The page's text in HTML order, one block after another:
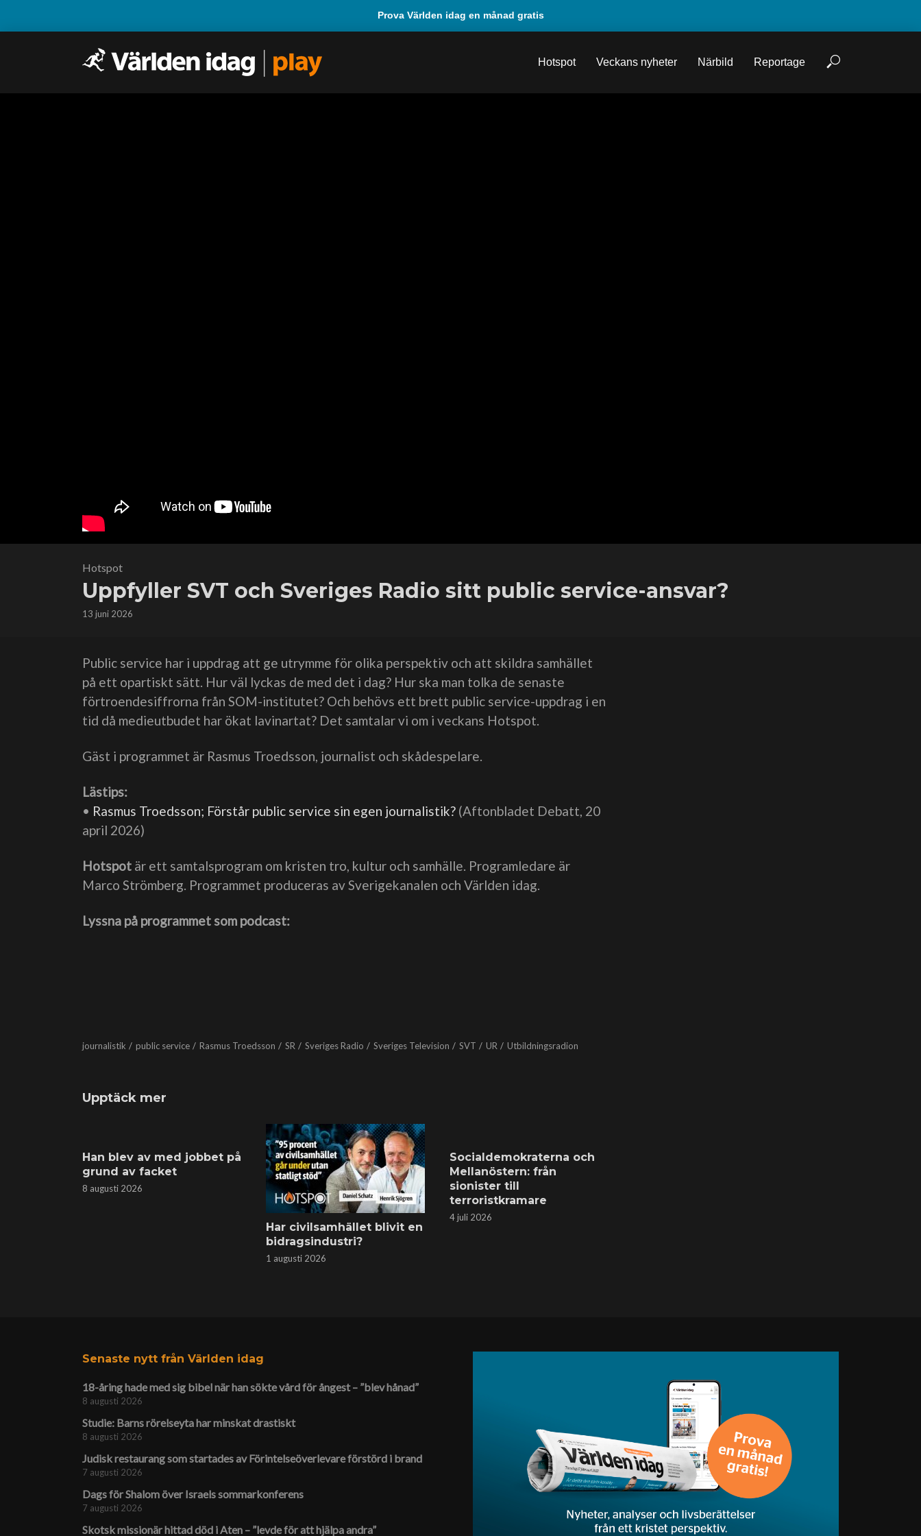
Prova Världen idag en månad gratis
Hotspot Veckans nyheter Närbild Reportage
Hotspot
Uppfyller SVT och Sveriges Radio sitt public service-ansvar?
13 juni 2026
Public service har i uppdrag att ge utrymme för olika perspektiv och att skildra samhället
på ett opartiskt sätt. Hur väl lyckas de med det i dag? Hur ska man tolka de senaste
förtroendesiffrorna från SOM-institutet? Och behövs ett brett public service-uppdrag i en
tid då medieutbudet har ökat lavinartat? Det samtalar vi om i veckans Hotspot.
Gäst i programmet är Rasmus Troedsson, journalist och skådespelare.
Lästips:
• Rasmus Troedsson; Förstår public service sin egen journalistik? (Aftonbladet Debatt, 20
april 2026)
Hotspot är ett samtalsprogram om kristen tro, kultur och samhälle. Programledare är
Marco Strömberg. Programmet produceras av Sverigekanalen och Världen idag.
Lyssna på programmet som podcast:
journalistik public service Rasmus Troedsson SR Sveriges Radio Sveriges Television SVT UR Utbildningsradion
Upptäck mer
Han blev av med jobbet på
grund av facket
8 augusti 2026
Har civilsamhället blivit en
bidragsindustri?
1 augusti 2026
Socialdemokraterna och
Mellanöstern: från
sionister till
terroristkramare
4 juli 2026
Senaste nytt från Världen idag
18-åring hade med sig bibel när han sökte vård för ångest – ”blev hånad”
8 augusti 2026
Studie: Barns rörelseyta har minskat drastiskt
8 augusti 2026
Judisk restaurang som startades av Förintelse­överlevare förstörd i brand
7 augusti 2026
Dags för Shalom över Israels sommarkonferens
7 augusti 2026
Skotsk missionär hittad död i Aten – ”levde för att hjälpa andra”